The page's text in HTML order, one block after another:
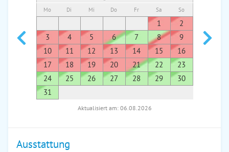
Mo Di Mi Do Fr Sa So
1
2
3
4 5 6 7 8
9
10
11 12 13 14 15
16
17
18 19 20 21 22
23
24
25 26 27 28 29
30
31
7
Aktualisiert am: 06.08.2026
Ausstattung